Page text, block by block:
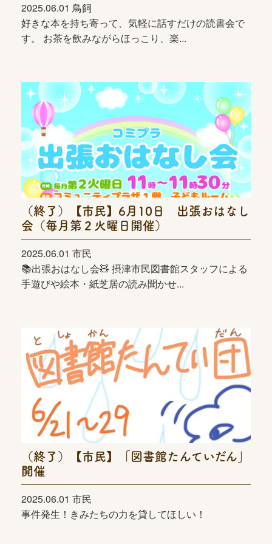
2025.06.01 鳥飼
好きな本を持ち寄って、気軽に話すだけの読書会で
す。 お茶を飲みながらほっこり、楽...
（終了）【市民】6月10日 出張おはなし
会（毎月第２火曜日開催）
2025.06.01 市民
📚出張おはなし会🧸 摂津市民図書館スタッフによる
手遊びや絵本・紙芝居の読み聞かせ...
（終了）【市民】「図書館たんていだん」
開催
2025.06.01 市民
事件発生！きみたちの力を貸してほしい！